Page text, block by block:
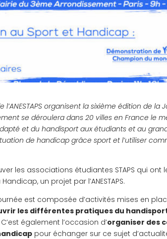
l’ANESTAPS organisent la sixième édition de
se déroulera dans 20 villes en France le
et du handisport aux étudiants et au
de handicap grâce sport et l’utiliser
les associations étudiantes STAPS qui ont
un projet par l’ANESTAPS.
est composée d’activités mises en
les différentes pratiques du
également l’occasion d’organiser des
pour échanger sur ce sujet